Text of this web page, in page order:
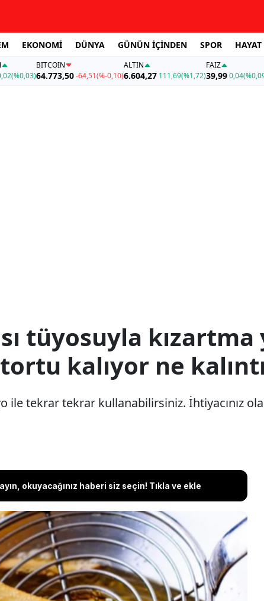
EKONOMİ DÜNYA GÜNÜN İÇİNDEN SPOR HAYAT
(%0,03)
BITCOIN
64.773,50-64,51(%-0,10)
ALTIN
6.604,27 111,69(%1,72)
FAİZ
39,990,04
tüyosuyla kızartma
kalıyor ne kalıntı
ile tekrar tekrar kullanabilirsiniz. İhtiyacınız
okuyacağınız haberi siz seçin! Tıkla ve ekle